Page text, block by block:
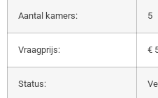
Aantal kamers: 5
Vraagprijs: €
Status: